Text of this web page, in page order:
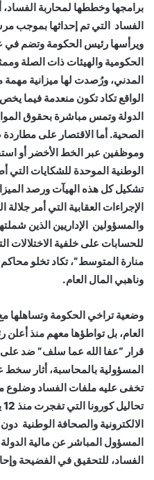
برامجها وخططها لمحاربة الفساد،
ويرأسها رئيس الحكومة وتضم
الحكومية والهيئات ذات الصلة
المدني، ورُصدت لها ميزانية مهمة
الواقع تكاد تكون منعدمة فيما
الدولة وتمس مباشرة بحقوق
الصحية. أما الاقتصار على
وموظفين عبر الخط الأخضر أو
الوطنية الموحدة للشكايات
تشكيل كل هذه الهيآت ورصد
الإجراءات العقابية التي أمر
والمسؤولين الإداريين الذين
للحسابات على خلفية
منارة المتوسط”، تكاد تخلو
وناهبي المال العام.
وضعية تراخي الحكومة وتساهلها
العام، بل تواطؤها معهم منذ
قرار “عفا الله عما سلف” ضد على
المسؤولية بالمحاسبة، أثار
تخفى عليه ملفات الفساد وضلوع
الالكترونية والصحافة الوطنية
المسؤول المباشر عن مالية
الفساد، للتحقيق في الفضيحة